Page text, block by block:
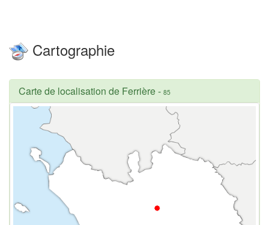
Cartographie
Carte de localisation de Ferrière- 85